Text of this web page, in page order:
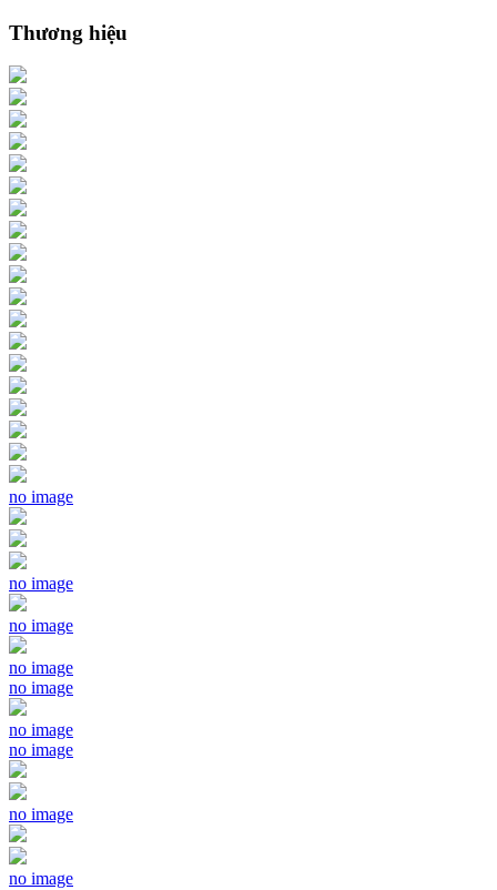
Thương hiệu
no image
no image
no image
no image
no image
no image
no image
no image
no image